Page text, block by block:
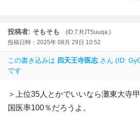
投稿者: そもそも
(ID:7.RJTSuuqa.)
投稿日時：2025年 08月 29日 10:52
この書き込みは 四天王寺医志 さん (ID:
です
＞上位35人とかでいいなら灘東大寺
国医率100％だろうよ。